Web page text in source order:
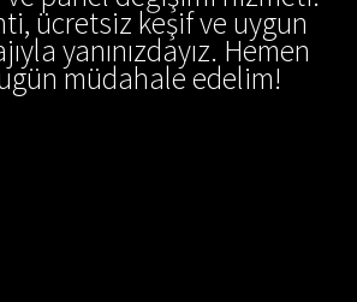
ücretsiz keşif ve uygun
yanınızdayız. Hemen
müdahale edelim!